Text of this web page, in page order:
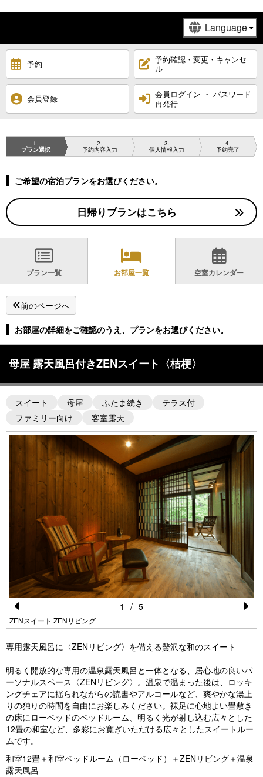
予約
予約確認・変更・キャンセ
ル
会員登録
会員ログイン ・ パスワード
再発行
1
プラン選択
2
予約内容入力
3
個人情報入力
4
予約完了
ご希望の宿泊プランをお選びください。
日帰りプランはこちら
プラン一覧 お部屋一覧 空室カレンダー
前のページへ
お部屋の詳細をご確認のうえ、プランをお選びください。
母屋 露天風呂付きZENスイート〈桔梗〉
スイート 母屋 ふたま続き
テラス付
ファミリー向け
客室露天
Pr
vi
o
u
s
ZENスイート ZENリビング
1 / 5
専用露天風呂に〈ZENリビング〉を備える贅沢な和のスイート
明るく開放的な専用の温泉露天風呂と一体となる、居心地の良いパ
ーソナルスペース〈ZENリビング〉。温泉で温まった後は、ロッキ
ングチェアに揺られながらの読書やアルコールなど、爽やかな湯上
りの独りの時間を自由にお楽しみください。裸足に心地よい畳敷き
の床にローベッドのベッドルーム、明るく光が射し込む広々とした
12畳の和室など、多彩にお寛ぎいただける広々としたスイートルー
ムです。
和室12畳＋和室ベッドルーム（ローベッド）＋ZENリビング＋温泉
露天風呂